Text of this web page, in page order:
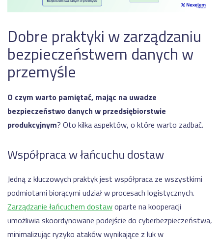
Dobre praktyki w zarządzaniu
bezpieczeństwem danych w
przemyśle
O czym warto pamiętać, mając na uwadze
bezpieczeństwo danych w przedsiębiorstwie
produkcyjnym? Oto kilka aspektów, o które warto zadbać.
Współpraca w łańcuchu dostaw
Jedną z kluczowych praktyk jest współpraca ze wszystkimi
podmiotami biorącymi udział w procesach logistycznych.
Zarządzanie łańcuchem dostawoparte na kooperacji
umożliwia skoordynowane podejście do cyberbezpieczeństwa,
minimalizując ryzyko ataków wynikające z luk w